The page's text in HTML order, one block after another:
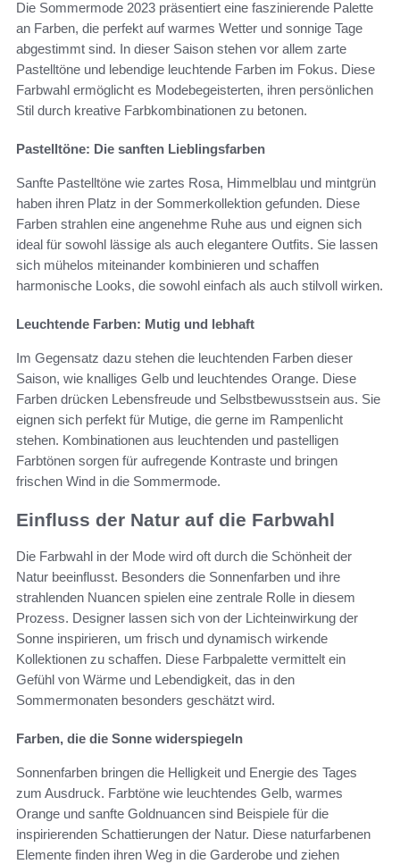
Die Sommermode 2023 präsentiert eine faszinierende Palette
an Farben, die perfekt auf warmes Wetter und sonnige Tage
abgestimmt sind. In dieser Saison stehen vor allem zarte
Pastelltöne und lebendige leuchtende Farben im Fokus. Diese
Farbwahl ermöglicht es Modebegeisterten, ihren persönlichen
Stil durch kreative Farbkombinationen zu betonen.
Pastelltöne: Die sanften Lieblingsfarben
Sanfte Pastelltöne wie zartes Rosa, Himmelblau und mintgrün
haben ihren Platz in der Sommerkollektion gefunden. Diese
Farben strahlen eine angenehme Ruhe aus und eignen sich
ideal für sowohl lässige als auch elegantere Outfits. Sie lassen
sich mühelos miteinander kombinieren und schaffen
harmonische Looks, die sowohl einfach als auch stilvoll wirken.
Leuchtende Farben: Mutig und lebhaft
Im Gegensatz dazu stehen die leuchtenden Farben dieser
Saison, wie knalliges Gelb und leuchtendes Orange. Diese
Farben drücken Lebensfreude und Selbstbewusstsein aus. Sie
eignen sich perfekt für Mutige, die gerne im Rampenlicht
stehen. Kombinationen aus leuchtenden und pastelligen
Farbtönen sorgen für aufregende Kontraste und bringen
frischen Wind in die Sommermode.
Einfluss der Natur auf die Farbwahl
Die Farbwahl in der Mode wird oft durch die Schönheit der
Natur beeinflusst. Besonders die Sonnenfarben und ihre
strahlenden Nuancen spielen eine zentrale Rolle in diesem
Prozess. Designer lassen sich von der Lichteinwirkung der
Sonne inspirieren, um frisch und dynamisch wirkende
Kollektionen zu schaffen. Diese Farbpalette vermittelt ein
Gefühl von Wärme und Lebendigkeit, das in den
Sommermonaten besonders geschätzt wird.
Farben, die die Sonne widerspiegeln
Sonnenfarben bringen die Helligkeit und Energie des Tages
zum Ausdruck. Farbtöne wie leuchtendes Gelb, warmes
Orange und sanfte Goldnuancen sind Beispiele für die
inspirierenden Schattierungen der Natur. Diese naturfarbenen
Elemente finden ihren Weg in die Garderobe und ziehen